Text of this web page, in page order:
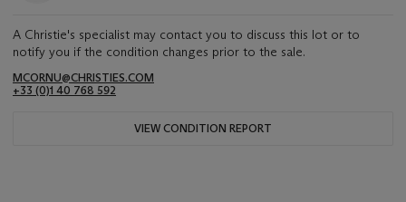
A Christie's specialist may contact you to discuss this lot or to
notify you if the condition changes prior to the sale.
MCORNU@CHRISTIES.COM
+33 (0)1 40 768 592
VIEW CONDITION REPORT